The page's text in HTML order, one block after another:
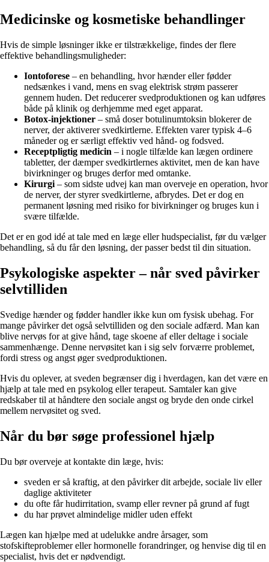
Medicinske og kosmetiske behandlinger
Hvis de simple løsninger ikke er tilstrækkelige, findes der flere
effektive behandlingsmuligheder:
Iontoforese – en behandling, hvor hænder eller fødder
nedsænkes i vand, mens en svag elektrisk strøm passerer
gennem huden. Det reducerer svedproduktionen og kan udføres
både på klinik og derhjemme med eget apparat.
Botox-injektioner – små doser botulinumtoksin blokerer de
nerver, der aktiverer svedkirtlerne. Effekten varer typisk 4–6
måneder og er særligt effektiv ved hånd- og fodsved.
Receptpligtig medicin – i nogle tilfælde kan lægen ordinere
tabletter, der dæmper svedkirtlernes aktivitet, men de kan have
bivirkninger og bruges derfor med omtanke.
Kirurgi – som sidste udvej kan man overveje en operation, hvor
de nerver, der styrer svedkirtlerne, afbrydes. Det er dog en
permanent løsning med risiko for bivirkninger og bruges kun i
svære tilfælde.
Det er en god idé at tale med en læge eller hudspecialist, før du vælger
behandling, så du får den løsning, der passer bedst til din situation.
Psykologiske aspekter – når sved påvirker
selvtilliden
Svedige hænder og fødder handler ikke kun om fysisk ubehag. For
mange påvirker det også selvtilliden og den sociale adfærd. Man kan
blive nervøs for at give hånd, tage skoene af eller deltage i sociale
sammenhænge. Denne nervøsitet kan i sig selv forværre problemet,
fordi stress og angst øger svedproduktionen.
Hvis du oplever, at sveden begrænser dig i hverdagen, kan det være en
hjælp at tale med en psykolog eller terapeut. Samtaler kan give
redskaber til at håndtere den sociale angst og bryde den onde cirkel
mellem nervøsitet og sved.
Når du bør søge professionel hjælp
Du bør overveje at kontakte din læge, hvis:
sveden er så kraftig, at den påvirker dit arbejde, sociale liv eller
daglige aktiviteter
du ofte får hudirritation, svamp eller revner på grund af fugt
du har prøvet almindelige midler uden effekt
Lægen kan hjælpe med at udelukke andre årsager, som
stofskifteproblemer eller hormonelle forandringer, og henvise dig til en
specialist, hvis det er nødvendigt.